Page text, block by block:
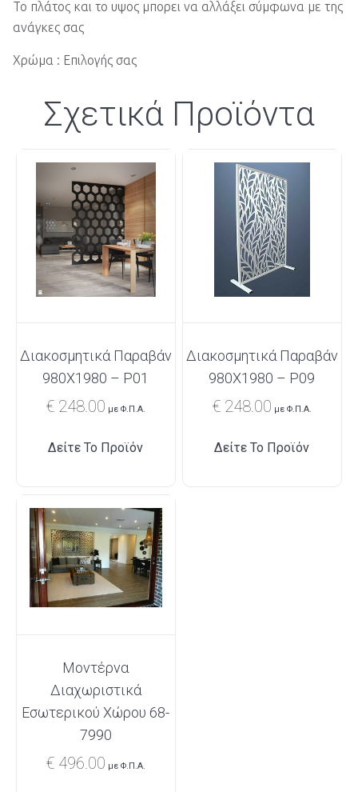
Το πλάτος και το υψος μπορει να αλλάξει σύμφωνα με της
ανάγκες σας
Χρώμα : Επιλογής σας
Σχετικά Προϊόντα
Διακοσμητικά Παραβάν
980Χ1980 – P01
€248.00 με Φ.Π.Α.
Δείτε Το Προϊόν
Διακοσμητικά Παραβάν
980Χ1980 – P09
€248.00 με Φ.Π.Α.
Δείτε Το Προϊόν
Μοντέρνα
Διαχωριστικά
Εσωτερικού Χώρου 68-
7990
€496.00 με Φ.Π.Α.